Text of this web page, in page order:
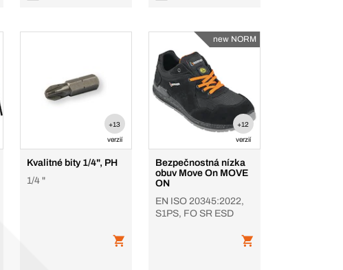
+13
verzií
Kvalitné bity 1/4", PH
1/4 "
new NORM
+12
verzií
Bezpečnostná nízka
obuv Move On MOVE
ON
EN ISO 20345:2022,
S1PS, FO SR ESD